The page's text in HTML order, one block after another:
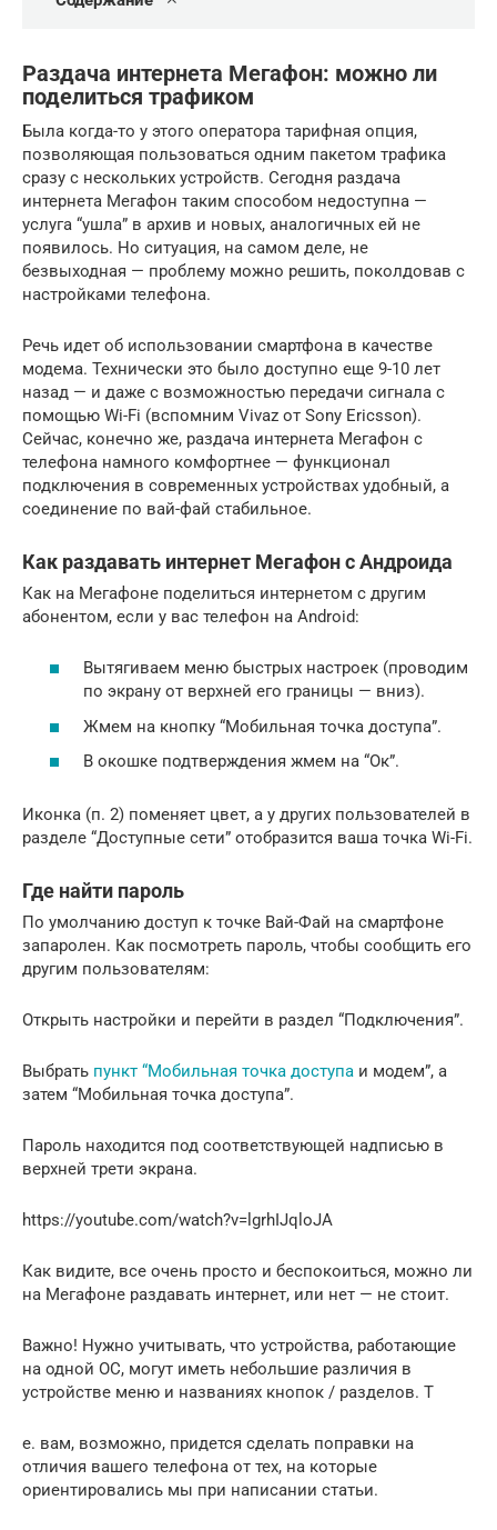
Раздача интернета Мегафон: можно ли
поделиться трафиком
Была когда-то у этого оператора тарифная опция,
позволяющая пользоваться одним пакетом трафика
сразу с нескольких устройств. Сегодня раздача
интернета Мегафон таким способом недоступна —
услуга “ушла” в архив и новых, аналогичных ей не
появилось. Но ситуация, на самом деле, не
безвыходная — проблему можно решить, поколдовав с
настройками телефона.
Речь идет об использовании смартфона в качестве
модема. Технически это было доступно еще 9-10 лет
назад — и даже с возможностью передачи сигнала с
помощью Wi-Fi (вспомним Vivaz от Sony Ericsson).
Сейчас, конечно же, раздача интернета Мегафон с
телефона намного комфортнее — функционал
подключения в современных устройствах удобный, а
соединение по вай-фай стабильное.
Как раздавать интернет Мегафон с Андроида
Как на Мегафоне поделиться интернетом с другим
абонентом, если у вас телефон на Android:
Вытягиваем меню быстрых настроек (проводим
по экрану от верхней его границы — вниз).
Жмем на кнопку “Мобильная точка доступа”.
В окошке подтверждения жмем на “Ок”.
Иконка (п. 2) поменяет цвет, а у других пользователей в
разделе “Доступные сети” отобразится ваша точка Wi-Fi.
Где найти пароль
По умолчанию доступ к точке Вай-Фай на смартфоне
запаролен. Как посмотреть пароль, чтобы сообщить его
другим пользователям:
Открыть настройки и перейти в раздел “Подключения”.
Выбрать пункт “Мобильная точка доступа и модем”, а
затем “Мобильная точка доступа”.
Пароль находится под соответствующей надписью в
верхней трети экрана.
https://youtube.com/watch?v=lgrhIJqloJA
Как видите, все очень просто и беспокоиться, можно ли
на Мегафоне раздавать интернет, или нет — не стоит.
Важно! Нужно учитывать, что устройства, работающие
на одной ОС, могут иметь небольшие различия в
устройстве меню и названиях кнопок / разделов. Т
е. вам, возможно, придется сделать поправки на
отличия вашего телефона от тех, на которые
ориентировались мы при написании статьи.